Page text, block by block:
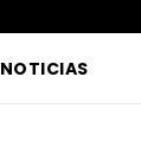
NOTICIAS